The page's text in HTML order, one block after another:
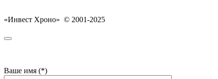
«Инвест Хроно» © 2001-2025
Ваше имя (*)